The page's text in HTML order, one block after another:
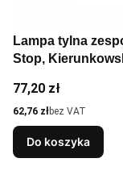
Lampa tylna
Stop,
Cena
77,20 zł
Cena
62,76 złbez VAT
Do koszyka